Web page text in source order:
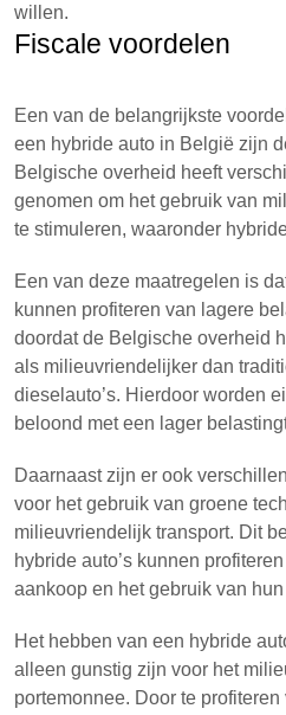
willen.
Fiscale voordelen
Een van de belangrijkste
een hybride auto in België zijn
Belgische overheid heeft
genomen om het gebruik van
te stimuleren, waaronder
Een van deze maatregelen is
kunnen profiteren van lagere
doordat de Belgische overheid
als milieuvriendelijker dan
dieselauto’s. Hierdoor worden
beloond met een lager
Daarnaast zijn er ook
voor het gebruik van groene
milieuvriendelijk transport. Dit
hybride auto’s kunnen
aankoop en het gebruik van
Het hebben van een hybride
alleen gunstig zijn voor het
portemonnee. Door te